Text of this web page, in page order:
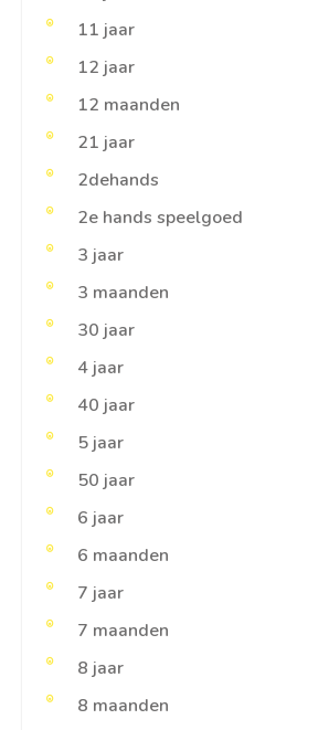
11 jaar
12 jaar
12 maanden
21 jaar
2dehands
2e hands speelgoed
3 jaar
3 maanden
30 jaar
4 jaar
40 jaar
5 jaar
50 jaar
6 jaar
6 maanden
7 jaar
7 maanden
8 jaar
8 maanden